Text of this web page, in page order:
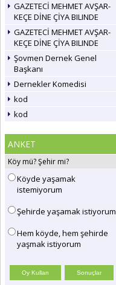
GAZETECİ MEHMET AVŞAR-
KEÇE DİNE ÇİYA BILINDE
GAZETECİ MEHMET AVŞAR-
KEÇE DİNE ÇİYA BILINDE
Şovmen Dernek Genel
Başkanı
Dernekler Komedisi
kod
kod
ANKET
Köy mü? Şehir mi?
Köyde yaşamak
istemiyorum
Şehirde yaşamak istiyorum
Hem köyde, hem şehirde
yaşmak istiyorum